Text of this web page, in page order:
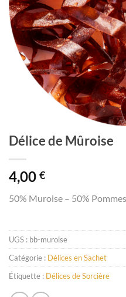
Délice de Mûroise
4,00 €
50% Muroise – 50%
UGS : bb-muroise
Catégorie : Délices en Sachet
Étiquette : Délices de Sorcière